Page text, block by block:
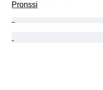
Pronssi